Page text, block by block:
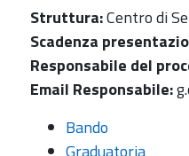
Struttura:Centro di
Scadenza
Responsabile del
Email Responsabile:
Bando
Graduatoria